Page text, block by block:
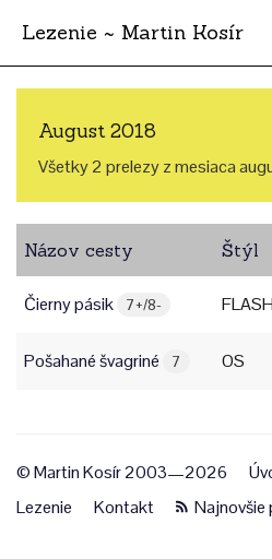
Lezenie ~ Martin Kosír
Najhodnotnejšie
Oblasti
Krajina
Štýl
Archív
August 2018
Všetky 2 prelezy z mesiaca
Názov cesty Štýl
Čierny pásik 7+/8- FLASH
Pošahané švagriné 7 OS
© Martin Kosír 2003—2026
Lezenie
Kontakt Najnovšie